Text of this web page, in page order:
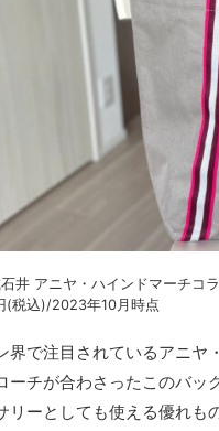
井 アニヤ・ハインドマーチコ
(税込)/2023年10月時点
界で注目されているアニヤ
ーチが合わさったこのバッ
リーとしても使える優れもの